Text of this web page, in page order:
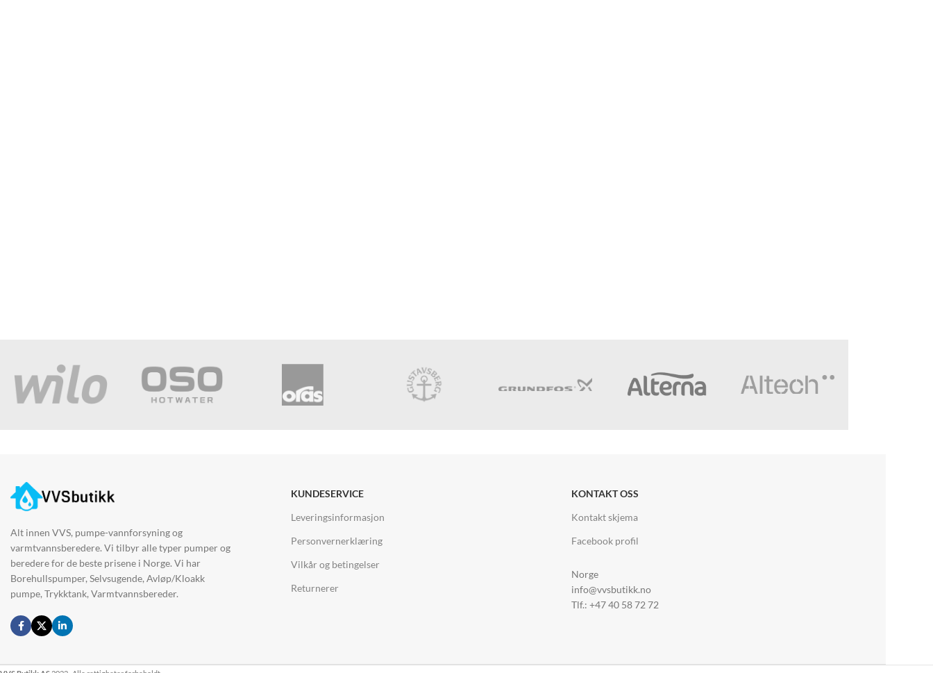
Alt innen VVS, pumpe-vannforsyning og
varmtvannsberedere. Vi tilbyr alle typer pumper og
beredere for de beste prisene i Norge. Vi har
Borehullspumper, Selvsugende, Avløp/Kloakk
pumpe, Trykktank, Varmtvannsbereder.
KUNDESERVICE
Leveringsinformasjon
Personvernerklæring
Vilkår og betingelser
Returnerer
KONTAKT OSS
Kontakt skjema
Facebook profil
Norge
info@vvsbutikk.no
Tlf.: +47 40 58 72 72